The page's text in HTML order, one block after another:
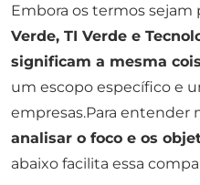
Embora os termos sejam
Verde, TI Verde e
significam a mesma
um escopo específico e
empresas.Para entender
analisar o foco e os
abaixo facilita essa